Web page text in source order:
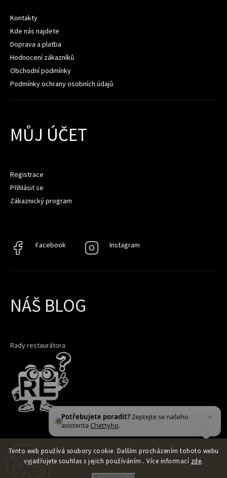
Tento web používá soubory cookie. Dalším procházením tohoto webu
vyjadřujete souhlas s jejich používáním.. Více informací zde.
Kontakty
Kde nás najdete
Doprava a platba
Hodnocení zákazníků
Obchodní podmínky
Podmínky ochrany osobních údajů
MŮJ ÚČET
Registrace
Přihlásit se
Zákaznický program
Facebook
Facebook Instagram
Instagram
NÁŠ BLOG
Rady restaurátora
Potřebujete poradit?Zeptejte se našeho
asistentaChettyho.